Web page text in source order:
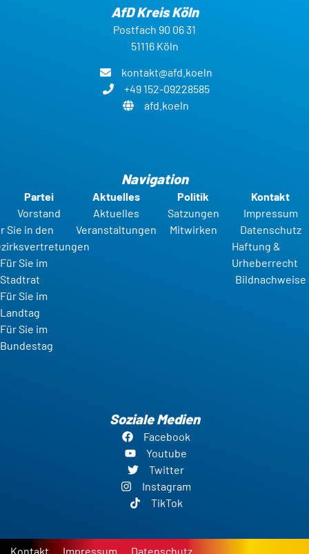
AfD Kreis Köln
Postfach 90 06 31
51116 Köln
kontakt@afd.koeln
+49 152-09228585
afd.koeln
Navigation
Partei
Vorstand
Sie in den
Für Sie im
Stadtrat
Für Sie im
Landtag
Für Sie im
Bundestag
Aktuelles
Aktuelles
Veranstaltungen
Politik
Satzungen
Mitwirken
Kontakt
Impressum
Datenschutz
Haftung &
Urheberrecht
Bildnachweise
Soziale Medien
Facebook
Youtube
Twitter
Instagram
TikTok
Kontakt Impressum Datenschutz